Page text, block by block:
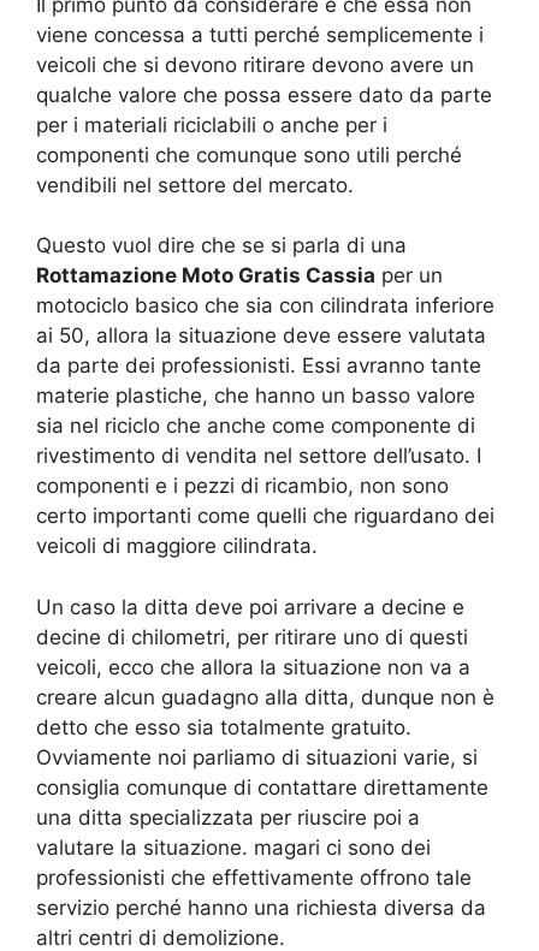
viene concessa a tutti perché semplicemente i
veicoli che si devono ritirare devono avere un
qualche valore che possa essere dato da parte
per i materiali riciclabili o anche per i
componenti che comunque sono utili perché
vendibili nel settore del mercato.
Questo vuol dire che se si parla di una
Rottamazione Moto Gratis Cassia per un
motociclo basico che sia con cilindrata inferiore
ai 50, allora la situazione deve essere valutata
da parte dei professionisti. Essi avranno tante
materie plastiche, che hanno un basso valore
sia nel riciclo che anche come componente di
rivestimento di vendita nel settore dell’usato. I
componenti e i pezzi di ricambio, non sono
certo importanti come quelli che riguardano dei
veicoli di maggiore cilindrata.
Un caso la ditta deve poi arrivare a decine e
decine di chilometri, per ritirare uno di questi
veicoli, ecco che allora la situazione non va a
creare alcun guadagno alla ditta, dunque non è
detto che esso sia totalmente gratuito.
Ovviamente noi parliamo di situazioni varie, si
consiglia comunque di contattare direttamente
una ditta specializzata per riuscire poi a
valutare la situazione. magari ci sono dei
professionisti che effettivamente offrono tale
servizio perché hanno una richiesta diversa da
altri centri di demolizione.